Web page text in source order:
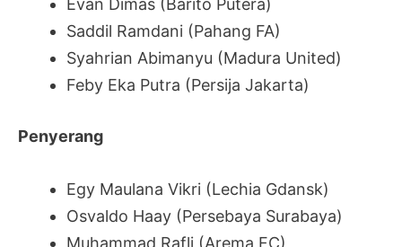
Evan Dimas (Barito Putera)
Saddil Ramdani (Pahang FA)
Syahrian Abimanyu (Madura United)
Feby Eka Putra (Persija Jakarta)
Penyerang
Egy Maulana Vikri (Lechia Gdansk)
Osvaldo Haay (Persebaya Surabaya)
Muhammad Rafli (Arema FC)